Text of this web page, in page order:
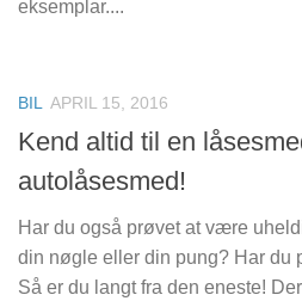
eksemplar....
BIL APRIL 15, 2016
Kend altid til en
autolåsesmed!
Har du også prøvet at være
din nøgle eller din pung? Har du
Så er du langt fra den eneste!